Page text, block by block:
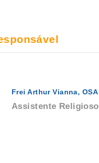
Frei Arthur Vianna, OSA
Assistente Religioso